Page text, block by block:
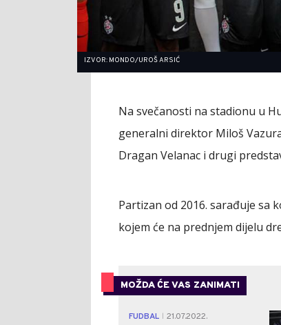
IZVOR: MONDO/UROŠ ARSIĆ
Na svečanosti na stadionu u
generalni direktor Miloš
Dragan Velanac i drugi
Partizan od 2016. sarađuje sa
kojem će na prednjem dijelu
MOŽDA ĆE VAS ZANIMATI
FUDBAL
21.07.2022.